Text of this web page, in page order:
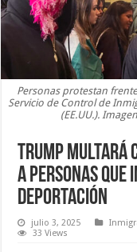
Personas protestan
Servicio de Control de
(EE.UU.).
Trump multará
a personas que
deportación
julio 3, 2025
33 Views